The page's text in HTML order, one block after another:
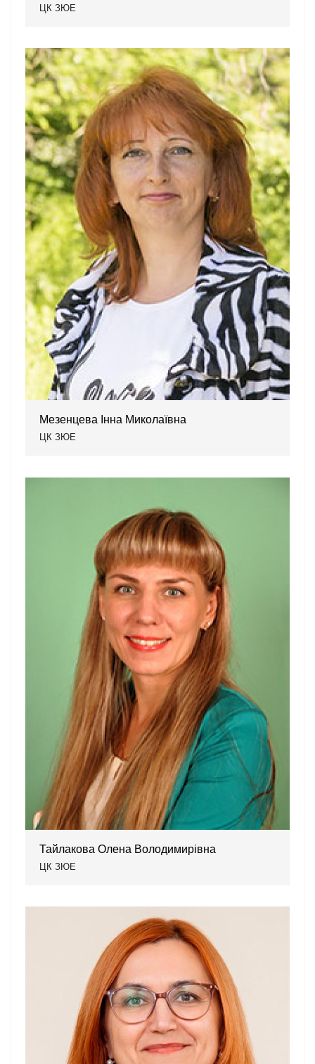
ЦК ЗЮЕ
Мезенцева Інна Миколаївна
ЦК ЗЮЕ
Тайлакова Олена Володимирівна
ЦК ЗЮЕ